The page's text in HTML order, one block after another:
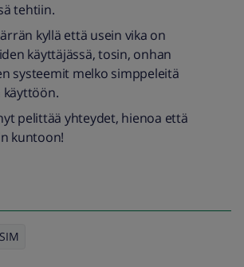
tehtiin.
kyllä että usein vika on
käyttäjässä, tosin, onhan
systeemit melko simppeleitä
käyttöön.
pelittää yhteydet, hienoa että
kuntoon!